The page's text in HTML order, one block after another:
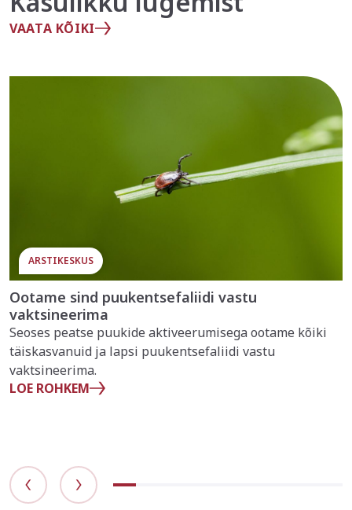
VAATA KÕIKI
ARSTIKESKUS
Ootame sind puukentsefaliidi vastu
vaktsineerima
Seoses peatse puukide aktiveerumisega ootame kõiki
täiskasvanuid ja lapsi puukentsefaliidi vastu
vaktsineerima.
LOE ROHKEM